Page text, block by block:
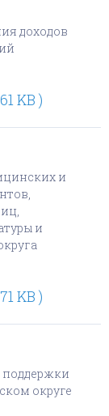
доходов
KB )
и
и
KB )
округе